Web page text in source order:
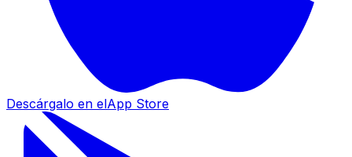
Descárgalo en elApp Store